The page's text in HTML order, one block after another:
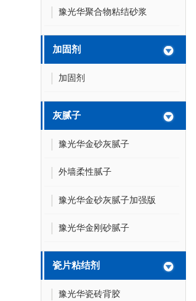
豫光华聚合物粘结砂浆
加固剂
加固剂
灰腻子
豫光华金砂灰腻子
外墙柔性腻子
豫光华金砂灰腻子加强版
豫光华金刚砂腻子
瓷片粘结剂
豫光华瓷砖背胶